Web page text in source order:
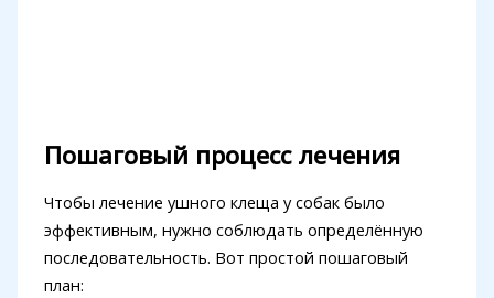
Пошаговый процесс лечения
Чтобы лечение ушного клеща у собак было
эффективным, нужно соблюдать определённую
последовательность. Вот простой пошаговый
план: